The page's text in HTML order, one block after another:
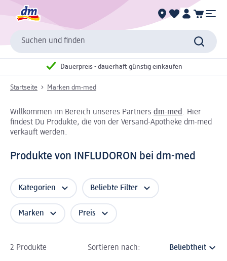
Suchen und finden
Dauerpreis - dauerhaft günstig einkaufen
Startseite Marken dm-med
Willkommen im Bereich unseres Partners dm-med . Hier
findest Du Produkte, die von der Versand-Apotheke dm-med
verkauft werden.
Produkte von INFLUDORON bei dm-med
Kategorien Beliebte Filter
Marken Preis
2 Produkte Sortieren nach: